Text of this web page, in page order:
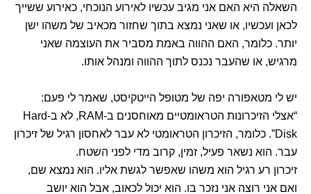
השאלה היא האם אני מגיב עכשיו לאירוע הנוכחי, כאירוע ששייך
לכאן ועכשיו, או שאני נמצא בתוך שחזור מכאיב של משהו ישן
יותר. כלומר, האם ההווה באמת מסביר את העוצמה שאני
מרגיש, או שהעבר נכנס לתוך ההווה ומנהל אותו.
יש לי מטאפורה יפה של מטופל הייטקיסט, שאמר לי פעם:
“אצלי הזיכרונות הטראומטיים מאוחסנים ב-RAM, לא ב-Hard
Disk”. כלומר, הזיכרון הטראומטי לא עבר לאחסון רגיל של זיכרון
עבר. הוא נשאר פעיל, זמין, קרוב מדי לפני השטח.
זיכרון רע רגיל הוא משהו שאפשר לגשת אליו. הוא נמצא שם,
ואם אני רוצה אני נזכר בו. הוא יכול לכאוב, אבל הוא יושב